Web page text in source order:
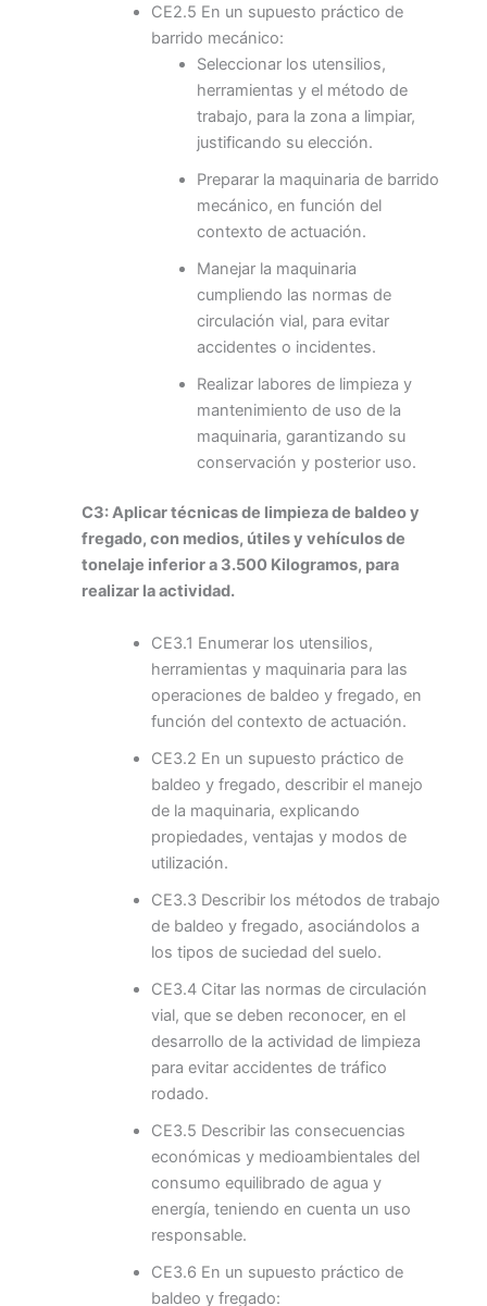
CE2.5 En un supuesto práctico de
barrido mecánico:
Seleccionar los utensilios,
herramientas y el método de
trabajo, para la zona a limpiar,
justificando su elección.
Preparar la maquinaria de barrido
mecánico, en función del
contexto de actuación.
Manejar la maquinaria
cumpliendo las normas de
circulación vial, para evitar
accidentes o incidentes.
Realizar labores de limpieza y
mantenimiento de uso de la
maquinaria, garantizando su
conservación y posterior uso.
C3: Aplicar técnicas de limpieza de baldeo y
fregado, con medios, útiles y vehículos de
tonelaje inferior a 3.500 Kilogramos, para
realizar la actividad.
CE3.1 Enumerar los utensilios,
herramientas y maquinaria para las
operaciones de baldeo y fregado, en
función del contexto de actuación.
CE3.2 En un supuesto práctico de
baldeo y fregado, describir el manejo
de la maquinaria, explicando
propiedades, ventajas y modos de
utilización.
CE3.3 Describir los métodos de trabajo
de baldeo y fregado, asociándolos a
los tipos de suciedad del suelo.
CE3.4 Citar las normas de circulación
vial, que se deben reconocer, en el
desarrollo de la actividad de limpieza
para evitar accidentes de tráfico
rodado.
CE3.5 Describir las consecuencias
económicas y medioambientales del
consumo equilibrado de agua y
energía, teniendo en cuenta un uso
responsable.
CE3.6 En un supuesto práctico de
baldeo y fregado: